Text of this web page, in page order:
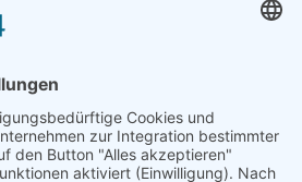
040 / 21 04 04 04-04
glinde@topf-online.de
Öffnungszeiten und mehr